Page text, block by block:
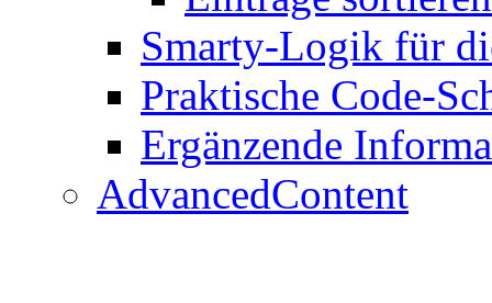
Smarty-Logik für
Praktische Code-
Ergänzende
AdvancedContent